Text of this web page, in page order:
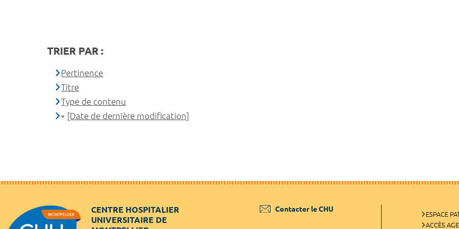
TRIER PAR :
Pertinence
Titre
Type de contenu
[Date de dernière modification]
CENTRE HOSPITALIER
UNIVERSITAIRE DE
Contacter le CHU
ESPACE
ACCÈS